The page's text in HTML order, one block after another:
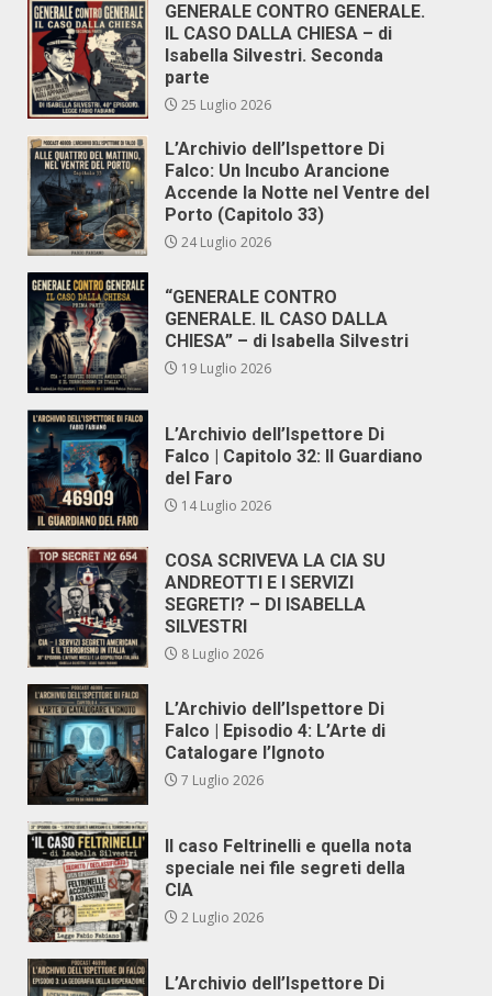
GENERALE CONTRO GENERALE.
IL CASO DALLA CHIESA – di
Isabella Silvestri. Seconda
parte
25 Luglio 2026
L’Archivio dell’Ispettore Di
Falco: Un Incubo Arancione
Accende la Notte nel Ventre del
Porto (Capitolo 33)
24 Luglio 2026
“GENERALE CONTRO
GENERALE. IL CASO DALLA
CHIESA” – di Isabella Silvestri
19 Luglio 2026
L’Archivio dell’Ispettore Di
Falco | Capitolo 32: Il Guardiano
del Faro
14 Luglio 2026
COSA SCRIVEVA LA CIA SU
ANDREOTTI E I SERVIZI
SEGRETI? – DI ISABELLA
SILVESTRI
8 Luglio 2026
L’Archivio dell’Ispettore Di
Falco | Episodio 4: L’Arte di
Catalogare l’Ignoto
7 Luglio 2026
Il caso Feltrinelli e quella nota
speciale nei file segreti della
CIA
2 Luglio 2026
L’Archivio dell’Ispettore Di